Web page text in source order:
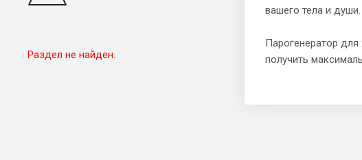
вашего тела и души.
Парогенератор
получить
Раздел не найден.